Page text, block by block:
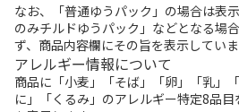
なお、「普通ゆうパック」の場合は表
のみチルドゆうパック」などとなる場
ず、商品内容欄にその旨を表示していま
アレルギー情報について
商品に「小麦」「そば」「卵」「乳」
に」「くるみ」のアレルギー特定8品